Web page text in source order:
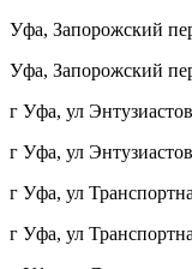
Уфа, Запорожский
Уфа, Запорожский
г Уфа, ул
г Уфа, ул
г Уфа, ул
г Уфа, ул